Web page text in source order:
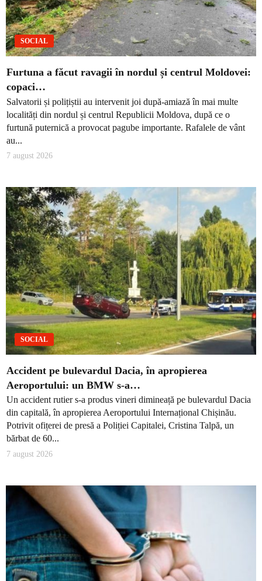
SOCIAL
Furtuna a făcut ravagii în nordul și centrul Moldovei:
copaci…
Salvatorii și polițiștii au intervenit joi după-amiază în mai multe
localități din nordul și centrul Republicii Moldova, după ce o
furtună puternică a provocat pagube importante. Rafalele de vânt
au...
7 august 2026
SOCIAL
Accident pe bulevardul Dacia, în apropierea
Aeroportului: un BMW s-a…
Un accident rutier s-a produs vineri dimineață pe bulevardul Dacia
din capitală, în apropierea Aeroportului Internațional Chișinău.
Potrivit ofițerei de presă a Poliției Capitalei, Cristina Talpă, un
bărbat de 60...
7 august 2026